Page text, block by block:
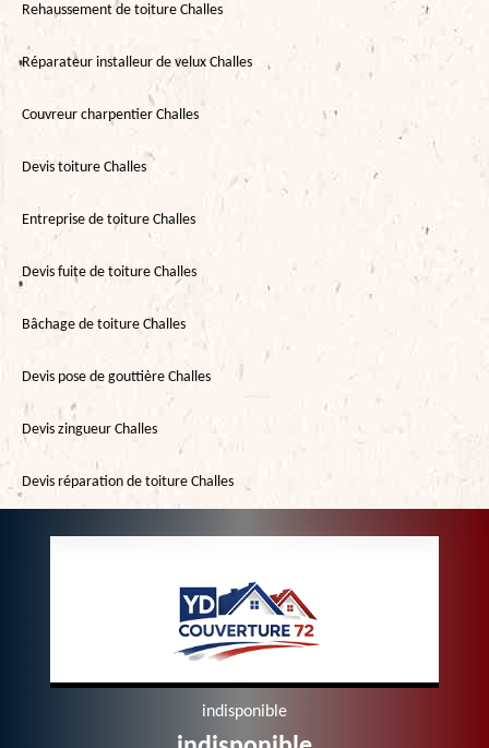
Rehaussement de toiture Challes
Réparateur installeur de velux Challes
Couvreur charpentier Challes
Devis toiture Challes
Entreprise de toiture Challes
Devis fuite de toiture Challes
Bâchage de toiture Challes
Devis pose de gouttière Challes
Devis zingueur Challes
Devis réparation de toiture Challes
indisponible